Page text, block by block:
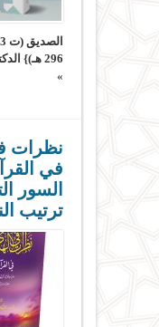
296 هـ)} الدكتور علي الحجامي
»
نظرات
في
السور
ترتيب